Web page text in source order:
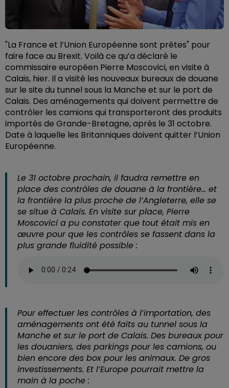
"La France et l’Union Européenne sont prêtes" pour
faire face au Brexit. Voilà ce qu’a déclaré le
commissaire européen Pierre Moscovici, en visite à
Calais, hier. Il a visité les nouveaux bureaux de douane
sur le site du tunnel sous la Manche et sur le port de
Calais. Des aménagements qui doivent permettre de
contrôler les camions qui transporteront des produits
importés de Grande-Bretagne, après le 31 octobre.
Date à laquelle les Britanniques doivent quitter l’Union
Européenne.
Le 31 octobre prochain, il faudra remettre en
place des contrôles de douane à la frontière… et
la frontière la plus proche de l’Angleterre, elle se
se situe à Calais. En visite sur place, Pierre
Moscovici a pu constater que tout était mis en
œuvre pour que les contrôles se fassent dans la
plus grande fluidité possible :
Pour effectuer les contrôles à l’importation, des
aménagements ont été faits au tunnel sous la
Manche et sur le port de Calais. Des bureaux pour
les douaniers, des parkings pour les camions, ou
bien encore des box pour les animaux. De gros
investissements. Et l’Europe pourrait mettre la
main à la poche :